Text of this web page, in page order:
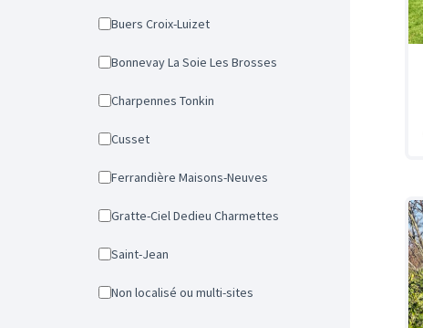
Buers Croix-Luizet
Bonnevay La Soie Les Brosses
Charpennes Tonkin
Cusset
Ferrandière Maisons-Neuves
Gratte-Ciel Dedieu Charmettes
Saint-Jean
Non localisé ou multi-sites